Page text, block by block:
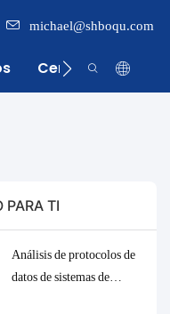
michael@shboqu.com
Centro De
PARA TI
Análisis de protocolos de
datos de sistemas de